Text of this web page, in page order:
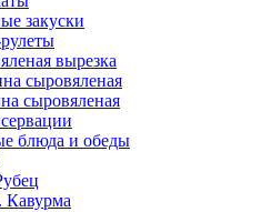
закуски
вырезка
сыровяленая
сыровяленая
блюда и обеды
Кавурма